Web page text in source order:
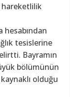
hareketlilik
hesabından
tesislerine
Bayramın
bölümünün
olduğu